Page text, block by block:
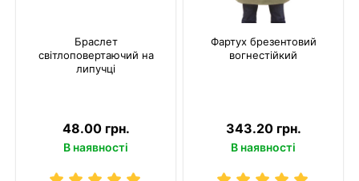
Браслет
світлоповертаючий на
липучці
48.00 грн.
В наявності
Фартух брезентовий
вогнестійкий
343.20 грн.
В наявності